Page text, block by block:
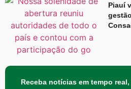
Piauí
Receba notícias em tempo